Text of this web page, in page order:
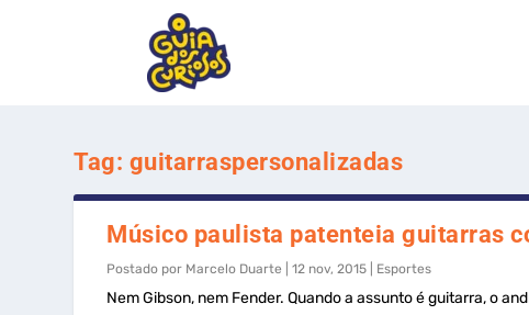
Tag: guitarraspersonalizadas
Músico paulista patenteia guitarras
Postado por Marcelo Duarte |12 nov, 2015 Esportes
Nem Gibson, nem Fender. Quando a assunto é guitarra, o